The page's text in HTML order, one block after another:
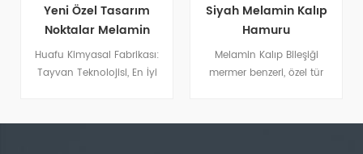
Yeni Özel Tasarım
Noktalar Melamin
Kalıplama Tozu
Huafu Kimyasal Fabrikası:
Tayvan Teknolojisi, En İyi
Siyah Melamin Kalıp
Hamuru
Melamin Kalıp Bileşiği
mermer benzeri, özel tür
kullanılmaktadır.